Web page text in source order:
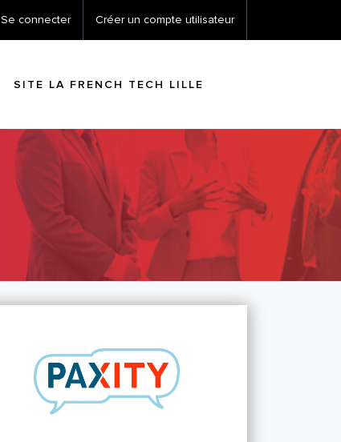
Se connecter Créer un compte utilisateur
SITE LA FRENCH TECH LILLE